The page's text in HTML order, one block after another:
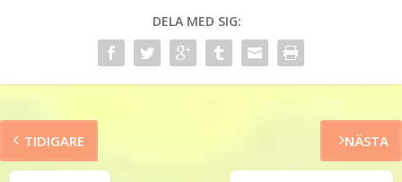
DELA MED SIG:
TIDIGARE NÄSTA